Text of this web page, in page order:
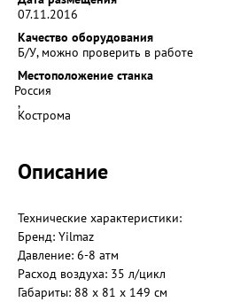
07.11.2016
Качество оборудования
Б/У, можно проверить в работе
Местоположение станка
Россия
,
Кострома
Описание
Технические характеристики:
Бренд: Yilmaz
Давление: 6-8 атм
Расход воздуха: 35 л/цикл
Габариты: 88 х 81 х 149 см